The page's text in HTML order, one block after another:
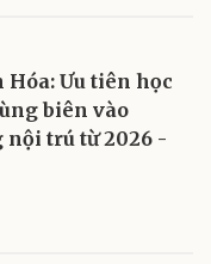
Hóa: Ưu tiên học
biên vào
nội trú từ 2026 -